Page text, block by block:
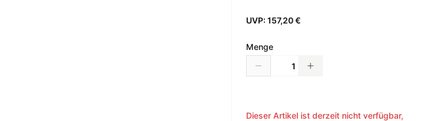
UVP: 157,20 €
Menge
Dieser Artikel ist derzeit nicht verfügbar,